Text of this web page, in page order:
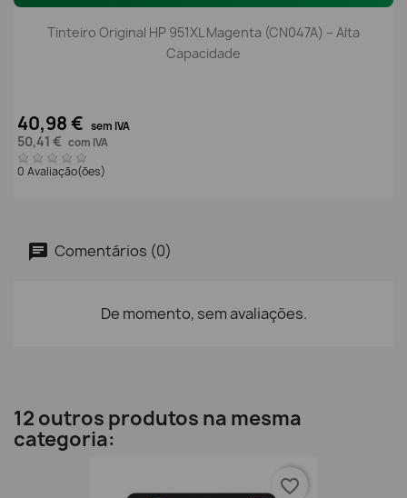
Tinteiro Original HP 951XL Magenta (CN047A) – Alta
Capacidade
40,98 € sem IVA
50,41 € com IVA
0 Avaliação(ões)
Comentários (0)
De momento, sem avaliações.
12 outros produtos na mesma
categoria:
favorite_border